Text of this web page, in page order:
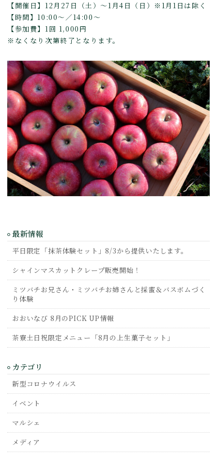
【開催日】12月27日（土）～1月4日（日）※1月1日は除く
【時間】10:00～／14:00～
【参加費】1回 1,000円
※なくなり次第終了となります。
最新情報
平日限定「抹茶体験セット」8/3から提供いたします。
シャインマスカットクレープ販売開始！
ミツバチお兄さん・ミツバチお姉さんと採蜜＆バスボムづく
り体験
おおいなび 8月のPICK UP情報
茶寮土日祝限定メニュー「8月の上生菓子セット」
カテゴリ
新型コロナウイルス
イベント
マルシェ
メディア